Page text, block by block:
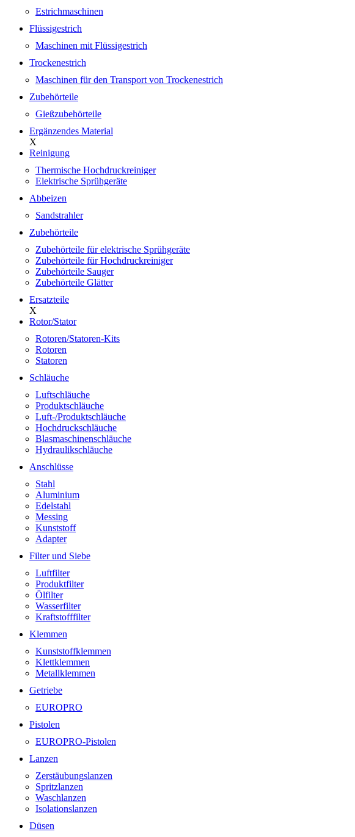
Estrichmaschinen
Flüssigestrich
Maschinen mit Flüssigestrich
Trockenestrich
Maschinen für den Transport von Trockenestrich
Zubehörteile
Gießzubehörteile
Ergänzendes Material
X
Reinigung
Thermische Hochdruckreiniger
Elektrische Sprühgeräte
Abbeizen
Sandstrahler
Zubehörteile
Zubehörteile für elektrische Sprühgeräte
Zubehörteile für Hochdruckreiniger
Zubehörteile Sauger
Zubehörteile Glätter
Ersatzteile
X
Rotor/Stator
Rotoren/Statoren-Kits
Rotoren
Statoren
Schläuche
Luftschläuche
Produktschläuche
Luft-/Produktschläuche
Hochdruckschläuche
Blasmaschinenschläuche
Hydraulikschläuche
Anschlüsse
Stahl
Aluminium
Edelstahl
Messing
Kunststoff
Adapter
Filter und Siebe
Luftfilter
Produktfilter
Ölfilter
Wasserfilter
Kraftstofffilter
Klemmen
Kunststoffklemmen
Klettklemmen
Metallklemmen
Getriebe
EUROPRO
Pistolen
EUROPRO-Pistolen
Lanzen
Zerstäubungslanzen
Spritzlanzen
Waschlanzen
Isolationslanzen
Düsen